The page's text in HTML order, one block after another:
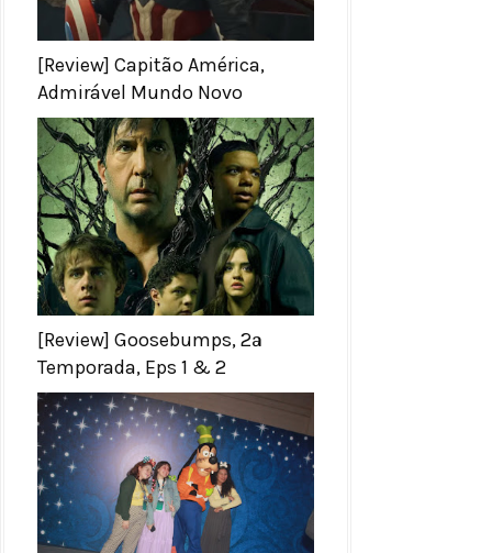
[Review] Capitão América,
Admirável Mundo Novo
[Review] Goosebumps, 2ª
Temporada, Eps 1 & 2